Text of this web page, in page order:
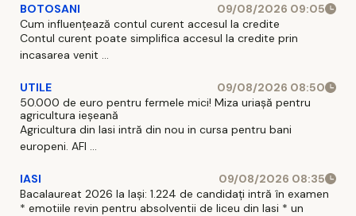
BOTOSANI
09/08/2026 09:05
Cum influențează contul curent accesul la credite
Contul curent poate simplifica accesul la credite prin
incasarea venit ...
UTILE
09/08/2026 08:50
50.000 de euro pentru fermele mici! Miza uriașă pentru
agricultura ieșeană
Agricultura din Iasi intră din nou in cursa pentru bani
europeni. AFI ...
IASI
09/08/2026 08:35
Bacalaureat 2026 la Iași: 1.224 de candidați intră în examen
* emotiile revin pentru absolventii de liceu din Iasi * un